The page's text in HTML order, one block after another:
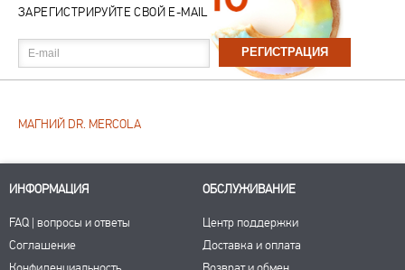
ЗАРЕГИСТРИРУЙТЕ СВОЙ E-MAIL
E-mail
МАГНИЙ DR. MERCOLA
ИНФОРМАЦИЯ
FAQ | вопросы и ответы
Соглашение
ОБСЛУЖИВАНИЕ
Центр поддержки
Доставка и оплата